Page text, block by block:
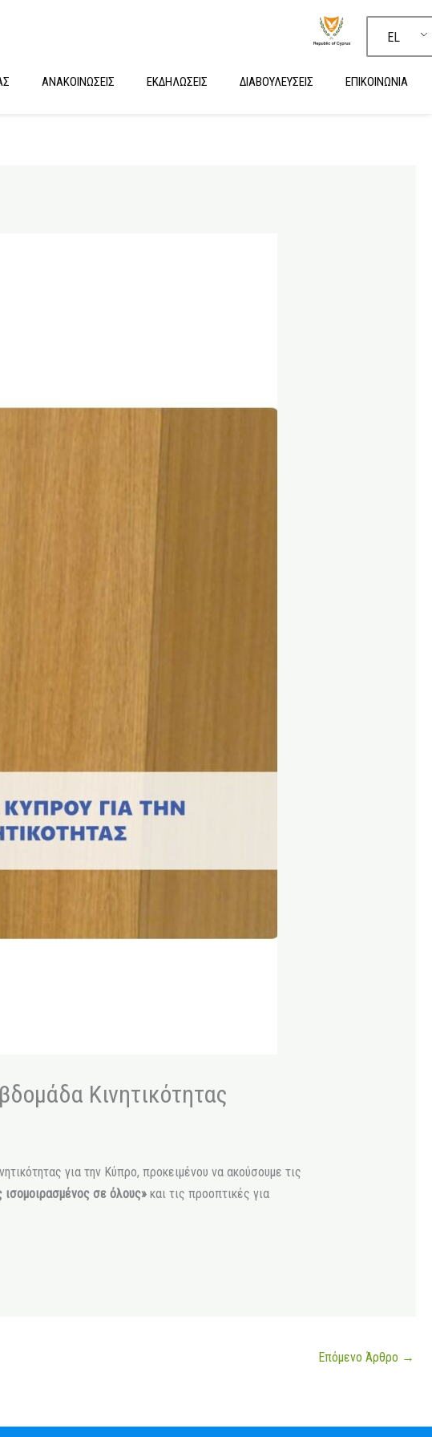
EL
ΑΝΑΚΟΙΝΩΣΕΙΣ ΕΚΔΗΛΩΣΕΙΣ ΔΙΑΒΟΥΛΕΥΣΕΙΣ ΕΠΙΚΟΙΝΩΝΙΑ
Κινητικότητας
για την Κύπρο, προκειμένου να ακούσουμε τις
σε όλους»και τις προοπτικές για
Επόμενο Άρθρο →